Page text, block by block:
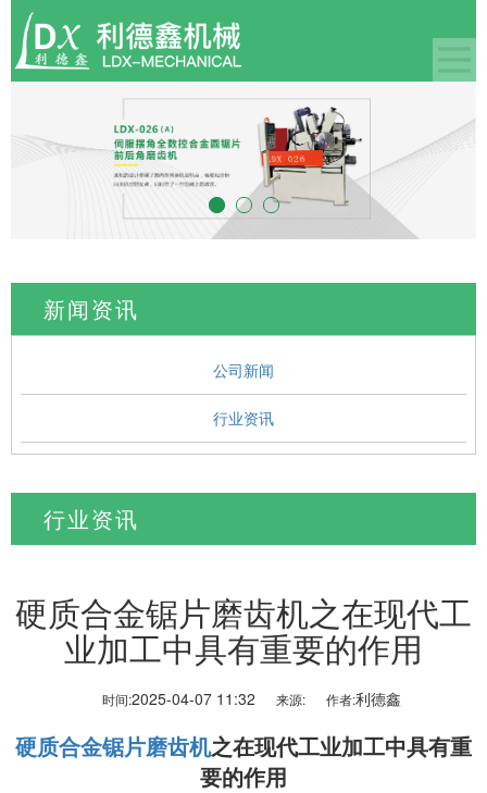
新闻资讯
公司新闻
行业资讯
行业资讯
当前位置: 首页>新闻资讯>行业资讯
硬质合金锯片磨齿机之在现代工
业加工中具有重要的作用
时间:2025-04-07 11:32 来源: 作者:利德鑫
硬质合金锯片磨齿机之在现代工业加工中具有重
要的作用